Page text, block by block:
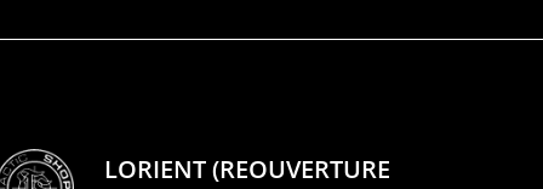
LORIENT (REOUVERTURE